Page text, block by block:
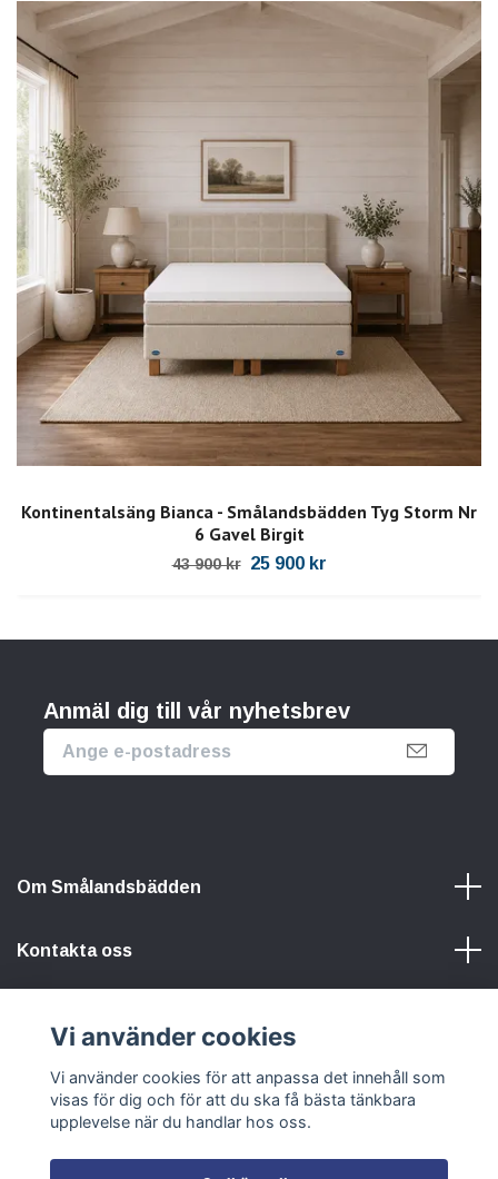
Kontinentalsäng Bianca - Smålandsbädden Tyg Storm Nr
6 Gavel Birgit
43 900 kr 25 900 kr
Anmäl dig till vår nyhetsbrev
Om Smålandsbädden
Kontakta oss
Sociala medier
Vi använder cookies
Vi använder cookies för att anpassa det innehåll som
visas för dig och för att du ska få bästa tänkbara
upplevelse när du handlar hos oss.